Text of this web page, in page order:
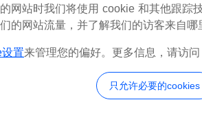
Kobra S1 Poop Chute - Removeable Basket - External Spool Compatible 4.7k
28
网站时我们将使用 cookie 和其他跟踪
的网站流量，并了解我们的访客来自哪
置来管理您的偏好。更多信息，请访问
只允许必要的cookies